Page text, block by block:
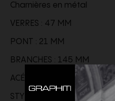
Charnières en métal
VERRES : 47 MM
PONT : 21 MM
BRANCHES : 145 MM
ACÉTATE, NYLON
STYLE ID 822251Y99678307